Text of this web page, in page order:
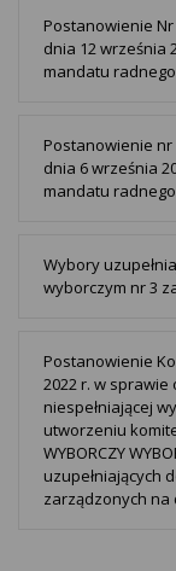
Postanowienie
dnia 12 września
mandatu
Postanowienie nr
dnia 6 września
mandatu
Wybory
wyborczym nr 3
Postanowienie
2022 r. w
niespełniającej
utworzeniu
WYBORCZY
uzupełniających
zarządzonych na